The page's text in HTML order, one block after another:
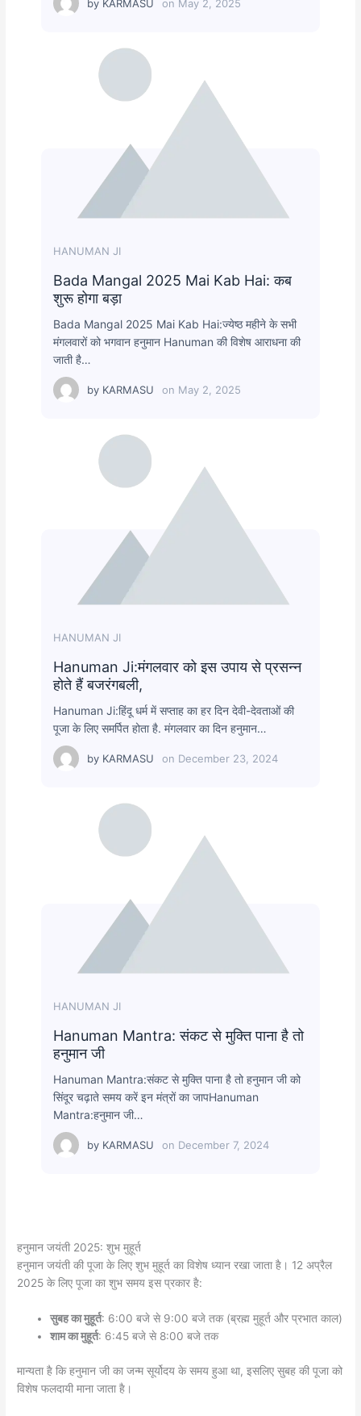
by KARMASU on May 2, 2025
HANUMAN JI
Bada Mangal 2025 Mai Kab Hai: कब
शुरू होगा बड़ा
Bada Mangal 2025 Mai Kab Hai:ज्येष्ठ महीने के सभी
मंगलवारों को भगवान हनुमान Hanuman की विशेष आराधना की
जाती है…
by KARMASU on May 2, 2025
HANUMAN JI
Hanuman Ji:मंगलवार को इस उपाय से प्रसन्न
होते हैं बजरंगबली,
Hanuman Ji:हिंदू धर्म में सप्ताह का हर दिन देवी-देवताओं की
पूजा के लिए समर्पित होता है. मंगलवार का दिन हनुमान…
by KARMASU on December 23, 2024
HANUMAN JI
Hanuman Mantra: संकट से मुक्ति पाना है तो
हनुमान जी
Hanuman Mantra:संकट से मुक्ति पाना है तो हनुमान जी को
सिंदूर चढ़ाते समय करें इन मंत्रों का जापHanuman
Mantra:हनुमान जी…
by KARMASU on December 7, 2024
हनुमान जयंती 2025: शुभ मुहूर्त
हनुमान जयंती की पूजा के लिए शुभ मुहूर्त का विशेष ध्यान रखा जाता है। 12 अप्रैल
2025 के लिए पूजा का शुभ समय इस प्रकार है:
सुबह का मुहूर्त: 6:00 बजे से 9:00 बजे तक (ब्रह्म मुहूर्त और प्रभात काल)
शाम का मुहूर्त: 6:45 बजे से 8:00 बजे तक
मान्यता है कि हनुमान जी का जन्म सूर्योदय के समय हुआ था, इसलिए सुबह की पूजा को
विशेष फलदायी माना जाता है।